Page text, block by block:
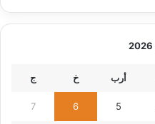
أرب خ ج
5
6
7